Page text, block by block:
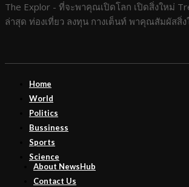
The Explor - ที่จะพาคุณเปิดโลก เปิดสิ่งใหม่
ล่าสุด ท่องเที่ยว ลงทุน กางเต็นท์ พาคุณสัมผัสสิ่ง
Home
World
Politics
Bussiness
Sports
Science
About NewsHub
Contact Us